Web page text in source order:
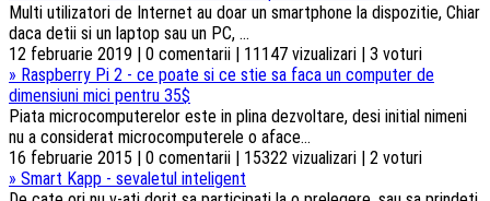
Multi utilizatori de Internet au doar un smartphone la dispozitie, Chiar
daca detii si un laptop sau un PC, ...
12 februarie 2019 | 0 comentarii | 11147 vizualizari | 3 voturi
» Raspberry Pi 2 - ce poate si ce stie sa faca un computer de
dimensiuni mici pentru 35$
Piata microcomputerelor este in plina dezvoltare, desi initial nimeni
nu a considerat microcomputerele o aface...
16 februarie 2015 | 0 comentarii | 15322 vizualizari | 2 voturi
» Smart Kapp - sevaletul inteligent